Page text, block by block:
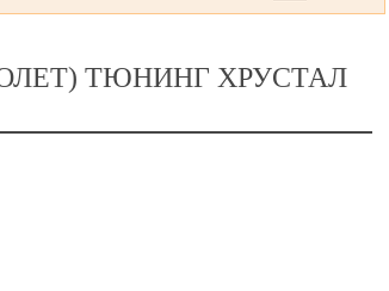
ТЮНИНГ ХРУСТАЛ